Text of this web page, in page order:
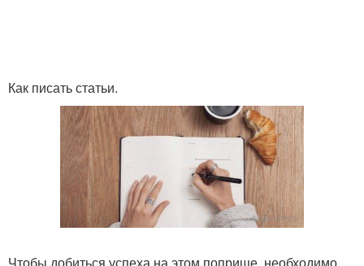
Как писать статьи.